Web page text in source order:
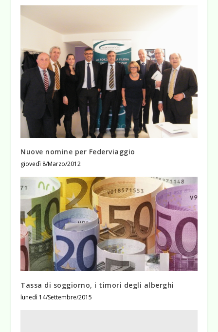
Nuove nomine per Federviaggio
giovedì 8/Marzo/2012
Tassa di soggiorno, i timori degli alberghi
lunedì 14/Settembre/2015